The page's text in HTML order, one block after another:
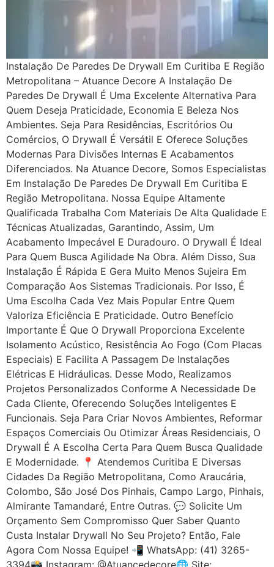
Instalação De Paredes De Drywall Em Curitiba E Região
Metropolitana – Atuance Decore A Instalação De
Paredes De Drywall É Uma Excelente Alternativa Para
Quem Deseja Praticidade, Economia E Beleza Nos
Ambientes. Seja Para Residências, Escritórios Ou
Comércios, O Drywall É Versátil E Oferece Soluções
Modernas Para Divisões Internas E Acabamentos
Diferenciados. Na Atuance Decore, Somos Especialistas
Em Instalação De Paredes De Drywall Em Curitiba E
Região Metropolitana. Nossa Equipe Altamente
Qualificada Trabalha Com Materiais De Alta Qualidade E
Técnicas Atualizadas, Garantindo, Assim, Um
Acabamento Impecável E Duradouro. O Drywall É Ideal
Para Quem Busca Agilidade Na Obra. Além Disso, Sua
Instalação É Rápida E Gera Muito Menos Sujeira Em
Comparação Aos Sistemas Tradicionais. Por Isso, É
Uma Escolha Cada Vez Mais Popular Entre Quem
Valoriza Eficiência E Praticidade. Outro Benefício
Importante É Que O Drywall Proporciona Excelente
Isolamento Acústico, Resistência Ao Fogo (com Placas
Especiais) E Facilita A Passagem De Instalações
Elétricas E Hidráulicas. Desse Modo, Realizamos
Projetos Personalizados Conforme A Necessidade De
Cada Cliente, Oferecendo Soluções Inteligentes E
Funcionais. Seja Para Criar Novos Ambientes, Reformar
Espaços Comerciais Ou Otimizar Áreas Residenciais, O
Drywall É A Escolha Certa Para Quem Busca Qualidade
E Modernidade. 📍 Atendemos Curitiba E Diversas
Cidades Da Região Metropolitana, Como Araucária,
Colombo, São José Dos Pinhais, Campo Largo, Pinhais,
Almirante Tamandaré, Entre Outras. 💬 Solicite Um
Orçamento Sem Compromisso Quer Saber Quanto
Custa Instalar Drywall No Seu Projeto? Então, Fale
Agora Com Nossa Equipe! 📲 WhatsApp: (41) 3265-
3394📸 Instagram: @atuancedecore🌐 Site: